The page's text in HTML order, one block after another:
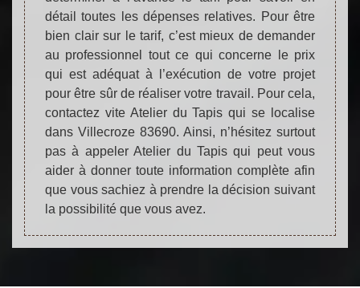
détail toutes les dépenses relatives. Pour être
bien clair sur le tarif, c’est mieux de demander
au professionnel tout ce qui concerne le prix
qui est adéquat à l’exécution de votre projet
pour être sûr de réaliser votre travail. Pour cela,
contactez vite Atelier du Tapis qui se localise
dans Villecroze 83690. Ainsi, n’hésitez surtout
pas à appeler Atelier du Tapis qui peut vous
aider à donner toute information complète afin
que vous sachiez à prendre la décision suivant
la possibilité que vous avez.